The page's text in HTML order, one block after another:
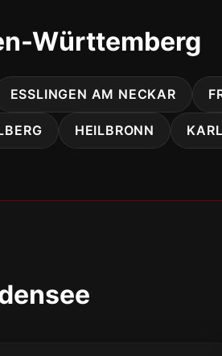
Württemberg
ESSLINGEN AM NECKAR
HEILBRONN